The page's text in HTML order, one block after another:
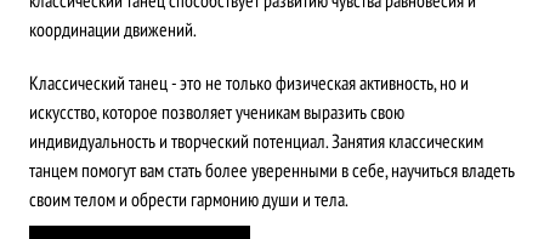
координации движений.
Классический танец - это не только физическая активность, но и
искусство, которое позволяет ученикам выразить свою
индивидуальность и творческий потенциал. Занятия классическим
танцем помогут вам стать более уверенными в себе, научиться владеть
своим телом и обрести гармонию души и тела.